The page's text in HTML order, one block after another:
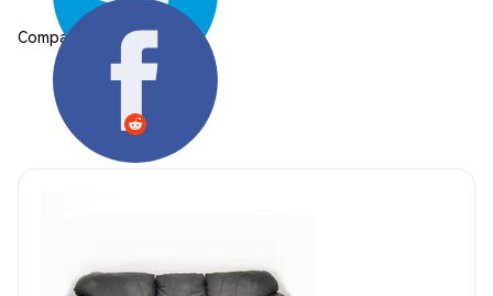
Compartilhar: